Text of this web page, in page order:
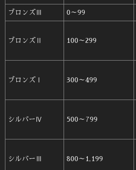
ブロンズⅢ 0～99
ブロンズⅡ 100～299
ブロンズⅠ 300～499
シルバーⅣ 500～799
シルバーⅢ 800～1,199